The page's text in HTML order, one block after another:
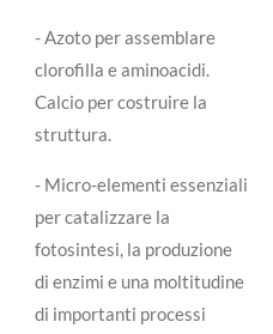
- Azoto per assemblare
clorofilla e aminoacidi.
Calcio per costruire la
struttura.
- Micro-elementi essenziali
per catalizzare la
fotosintesi, la produzione
di enzimi e una moltitudine
di importanti processi